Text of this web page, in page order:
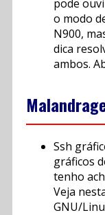
pode
o modo
N900,
dica
ambos.
Ssh
gráficos
tenho
Veja
GNU/